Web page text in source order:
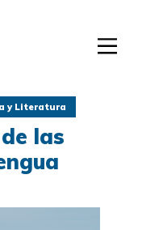
y Literatura
las